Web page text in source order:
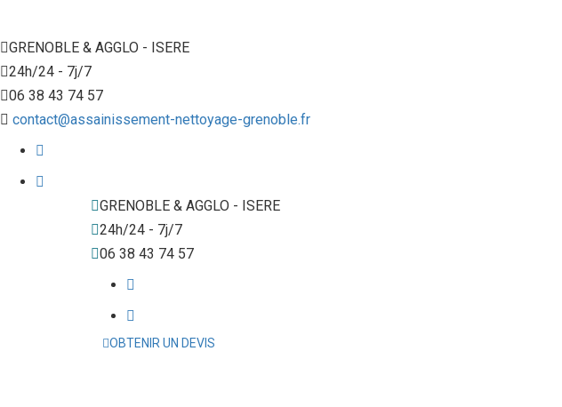
GRENOBLE & AGGLO - ISERE
24h/24 - 7j/7
06 38 43 74 57
contact@assainissement-nettoyage-grenoble.fr
GRENOBLE & AGGLO - ISERE
24h/24 - 7j/7
06 38 43 74 57
OBTENIR UN DEVIS